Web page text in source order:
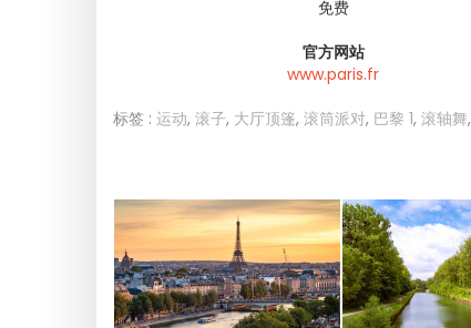
免费
官方网站
www.paris.fr
标签 : 运动, 滚子, 大厅顶篷, 滚筒派对, 巴黎 1, 滚轴舞,